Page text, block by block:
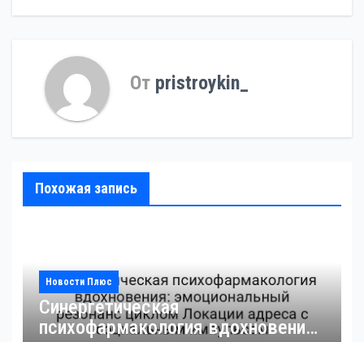
От pristroykin_
Похожая запись
Новости Плюс
Синергетическая
психофармакология вдохновения: